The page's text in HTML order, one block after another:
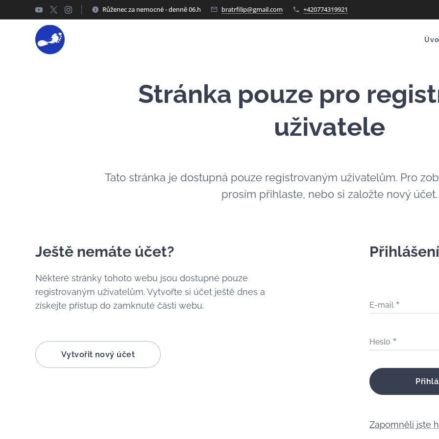
Růženec za nemocné - denně 06.h bratrfilip@gmail.com +420774319921
Stránka pouze pro
uživatele
Tato stránka je dostupná pouze registrovaným uživatelům. Pro
prosím přihlaste, nebo si založte nový účet.
Ještě nemáte účet?
Některé stránky tohoto webu jsou dostupné pouze
registrovaným uživatelům. Vytvořte si účet ještě dnes a
získejte přístup do zamknuté části webu.
Vytvořit nový účet
Přihlášení
E-mail
Heslo
Zapomněli jste